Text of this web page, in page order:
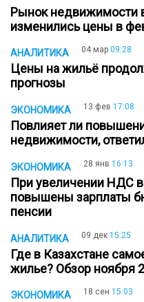
Рынок недвижимости
изменились цены в
АНАЛИТИКА 04 мар 09:28
Цены на жильё
прогнозы
ЭКОНОМИКА 13 фев 17:08
Повлияет ли
недвижимости,
ЭКОНОМИКА 28 янв 16:13
При увеличении НДС в
повышены зарплаты
пенсии
АНАЛИТИКА 09 дек 15:25
Где в Казахстане
жилье? Обзор ноября
ЭКОНОМИКА 18 сен 15:03